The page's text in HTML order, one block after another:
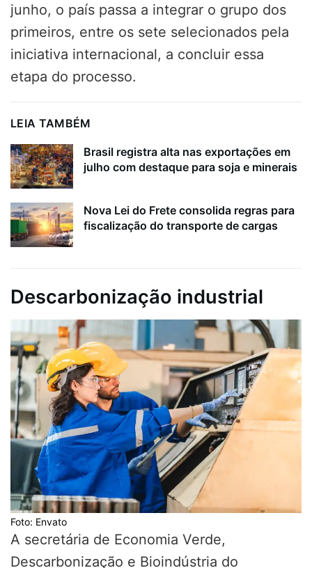
junho, o país passa a integrar o grupo dos
primeiros, entre os sete selecionados pela
iniciativa internacional, a concluir essa
etapa do processo.
LEIA TAMBÉM
Brasil registra alta nas exportações em
julho com destaque para soja e minerais
Nova Lei do Frete consolida regras para
fiscalização do transporte de cargas
Descarbonização industrial
Foto: Envato
A secretária de Economia Verde,
Descarbonização e Bioindústria do